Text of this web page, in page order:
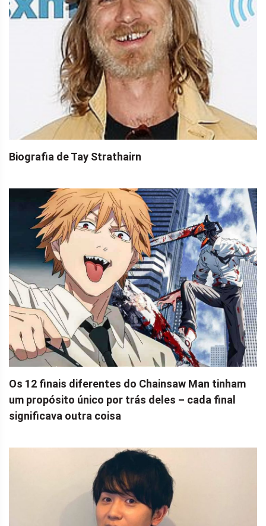
Biografia de Tay Strathairn
Os 12 finais diferentes do Chainsaw Man tinham
um propósito único por trás deles – cada final
significava outra coisa